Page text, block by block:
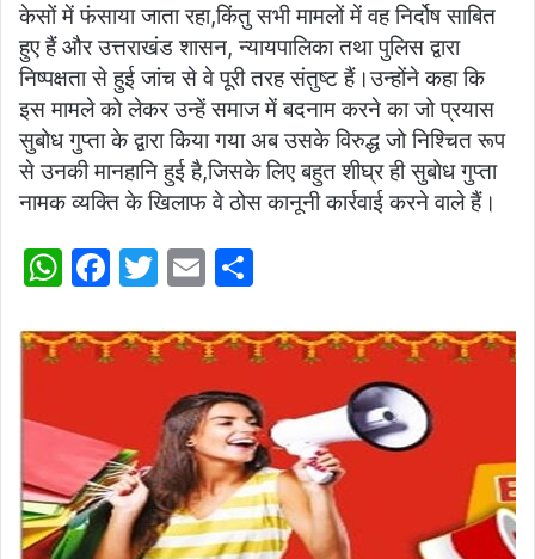
केसों में फंसाया जाता रहा,किंतु सभी मामलों में वह निर्दोष साबित
हुए हैं और उत्तराखंड शासन, न्यायपालिका तथा पुलिस द्वारा
निष्पक्षता से हुई जांच से वे पूरी तरह संतुष्ट हैं।उन्होंने कहा कि
इस मामले को लेकर उन्हें समाज में बदनाम करने का जो प्रयास
सुबोध गुप्ता के द्वारा किया गया अब उसके विरुद्ध जो निश्चित रूप
से उनकी मानहानि हुई है,जिसके लिए बहुत शीघ्र ही सुबोध गुप्ता
नामक व्यक्ति के खिलाफ वे ठोस कानूनी कार्रवाई करने वाले हैं।
W
at
A
p
p
F
c
o
o
k
T
itt
er
E
ai
l
ar
e